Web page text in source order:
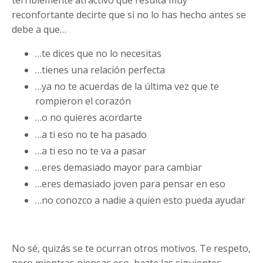
reconfortante decirte que si no lo has hecho antes se
debe a que…
…te dices que no lo necesitas
…tienes una relación perfecta
…ya no te acuerdas de la última vez que te
rompieron el corazón
…o no quieres acordarte
…a ti eso no te ha pasado
…a ti eso no te va a pasar
…eres demasiado mayor para cambiar
…eres demasiado joven para pensar en eso
…no conozco a nadie a quien esto pueda ayudar
No sé, quizás se te ocurran otros motivos. Te respeto,